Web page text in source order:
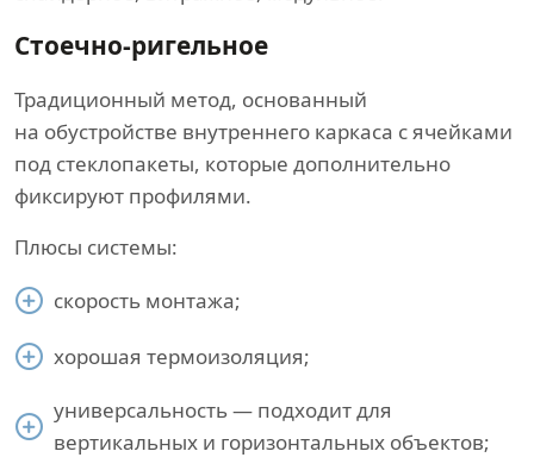
Стоечно-ригельное
Традиционный метод, основанный
на обустройстве внутреннего каркаса с ячейками
под стеклопакеты, которые дополнительно
фиксируют профилями.
Плюсы системы:
скорость монтажа;
хорошая термоизоляция;
универсальность — подходит для
вертикальных и горизонтальных объектов;